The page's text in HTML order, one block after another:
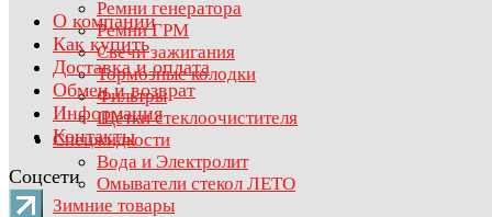
Ремни генератора
Ремни ГРМ
Свечи зажигания
Тормозные колодки
Фильтры
Щетки стеклоочистителя
Спецжидкости
Вода и Электролит
Омыватели стекол ЛЕТО
Зимние товары
О компании
Как купить
Доставка и оплата
Обмен и возврат
Информация
Контакты
Соцсети